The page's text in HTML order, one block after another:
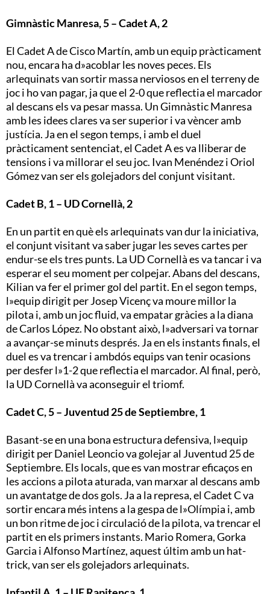
Gimnàstic Manresa, 5 – Cadet A, 2
El Cadet A de Cisco Martín, amb un equip pràcticament
nou, encara ha d»acoblar les noves peces. Els
arlequinats van sortir massa nerviosos en el terreny de
joc i ho van pagar, ja que el 2-0 que reflectia el marcador
al descans els va pesar massa. Un Gimnàstic Manresa
amb les idees clares va ser superior i va vèncer amb
justícia. Ja en el segon temps, i amb el duel
pràcticament sentenciat, el Cadet A es va lliberar de
tensions i va millorar el seu joc. Ivan Menéndez i Oriol
Gómez van ser els golejadors del conjunt visitant.
Cadet B, 1 – UD Cornellà, 2
En un partit en què els arlequinats van dur la iniciativa,
el conjunt visitant va saber jugar les seves cartes per
endur-se els tres punts. La UD Cornellà es va tancar i va
esperar el seu moment per colpejar. Abans del descans,
Kilian va fer el primer gol del partit. En el segon temps,
l»equip dirigit per Josep Vicenç va moure millor la
pilota i, amb un joc fluid, va empatar gràcies a la diana
de Carlos López. No obstant això, l»adversari va tornar
a avançar-se minuts després. Ja en els instants finals, el
duel es va trencar i ambdós equips van tenir ocasions
per desfer l»1-2 que reflectia el marcador. Al final, però,
la UD Cornellà va aconseguir el triomf.
Cadet C, 5 – Juventud 25 de Septiembre, 1
Basant-se en una bona estructura defensiva, l»equip
dirigit per Daniel Leoncio va golejar al Juventud 25 de
Septiembre. Els locals, que es van mostrar eficaços en
les accions a pilota aturada, van marxar al descans amb
un avantatge de dos gols. Ja a la represa, el Cadet C va
sortir encara més intens a la gespa de l»Olímpia i, amb
un bon ritme de joc i circulació de la pilota, va trencar el
partit en els primers instants. Mario Romera, Gorka
Garcia i Alfonso Martínez, aquest últim amb un hat-
trick, van ser els golejadors arlequinats.